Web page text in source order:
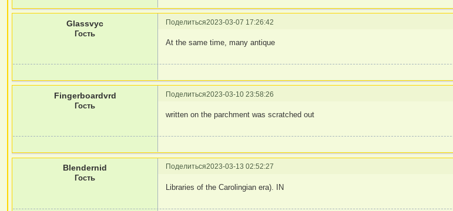
Поделиться2023-03-07 17:26:42
Glassvyc
Гость
At the same time, many antique
Поделиться2023-03-10 23:58:26
Fingerboardvrd
Гость
written on the parchment was scratched out
Поделиться2023-03-13 02:52:27
Blendernid
Гость
Libraries of the Carolingian era). IN